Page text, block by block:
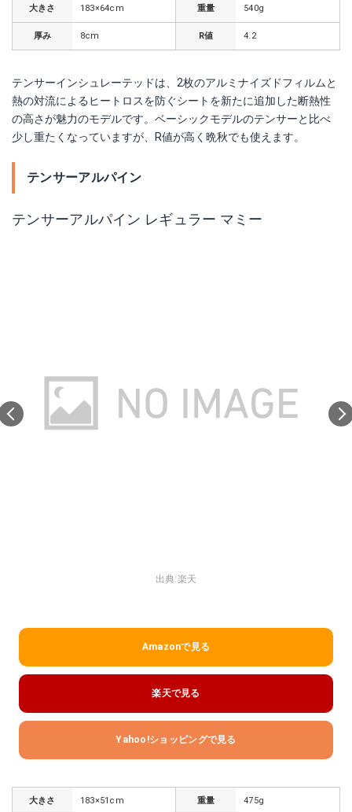
大きさ 183×64cm 重量 540g
厚み 8cm R値 4.2
テンサーインシュレーテッドは、2枚のアルミナイズドフィルムと
熱の対流によるヒートロスを防ぐシートを新たに追加した断熱性
の高さが魅力のモデルです。ベーシックモデルのテンサーと比べ
少し重たくなっていますが、R値が高く晩秋でも使えます。
テンサーアルパイン
テンサーアルパイン レギュラー マミー
出典:楽天
Amazonで見る
楽天で見る
Yahoo!ショッピングで見る
大きさ 183×51cm 重量 475g